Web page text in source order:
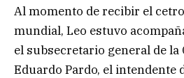
Al momento de recibir el
mundial, Leo estuvo
el subsecretario general de la
Eduardo Pardo, el intendente